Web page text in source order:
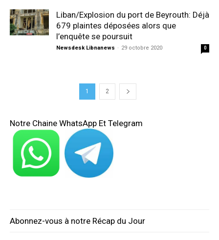
Liban/Explosion du port de Beyrouth: Déjà
679 plaintes déposées alors que
l’enquête se poursuit
Newsdesk Libnanews - 29 octobre 2020 0
1 2
Notre Chaine WhatsApp Et Telegram
Abonnez-vous à notre Récap du Jour